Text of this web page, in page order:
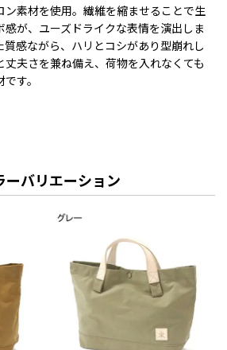
ン素材を使用。繊維を縮ませることで生
感が、ユーズドライクな表情を演出しま
感ながら、ハリとコシがあり型崩れし
丈夫さを兼ね備え、荷物を入れなくても
す。
ーバリエーション